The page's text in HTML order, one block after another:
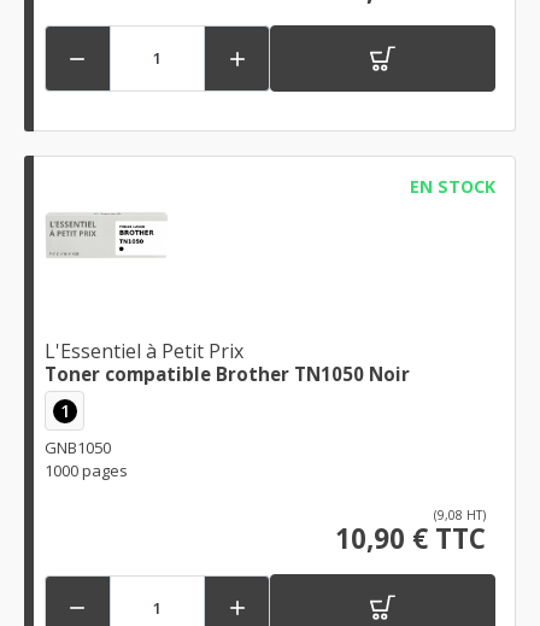
 
EN STOCK
L'Essentiel à Petit Prix
Toner compatible Brother TN1050 Noir
1
GNB1050
1000 pages
(9,08 HT)
10,90 € TTC
 